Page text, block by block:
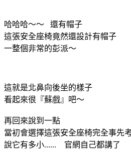
哈哈哈～～ 還有帽子
這張安全座椅竟然還設計有帽子
一整個非常的彭派～
這就是北鼻向後坐的樣子
看起來很『蘇戲』吧～
再回來說到一點
當初會選擇這張安全座椅完全事先
說它有多小...... 官網自己都講了